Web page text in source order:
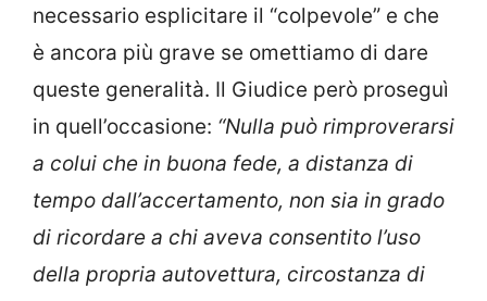
necessario esplicitare il “colpevole” e che
è ancora più grave se omettiamo di dare
queste generalità. Il Giudice però proseguì
in quell’occasione: “Nulla può rimproverarsi
a colui che in buona fede, a distanza di
tempo dall’accertamento, non sia in grado
di ricordare a chi aveva consentito l’uso
della propria autovettura, circostanza di